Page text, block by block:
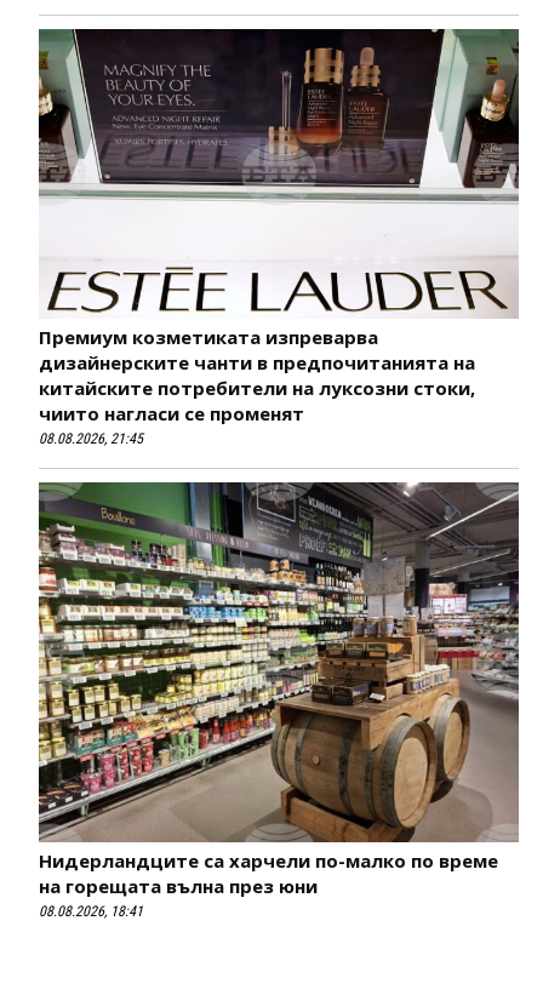
Премиум козметиката изпреварва
дизайнерските чанти в предпочитанията на
китайските потребители на луксозни стоки,
чиито нагласи се променят
08.08.2026, 21:45
Нидерландците са харчели по-малко по време
на горещата вълна през юни
08.08.2026, 18:41